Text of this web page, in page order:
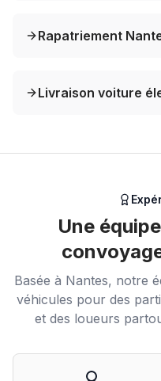
Rapatriement
Livraison voiture
Une
Basée à Nantes, notre
véhicules pour des
et des loueurs